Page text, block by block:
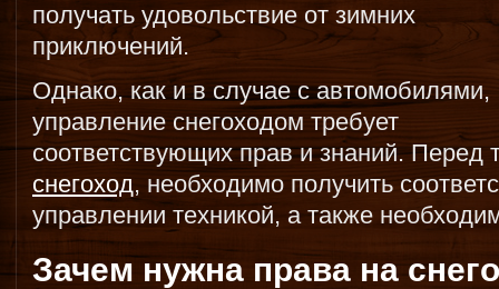
получать удовольствие от зимних
приключений.
Однако, как и в случае с автомобилями,
управление снегоходом требует
соответствующих прав и знаний. Перед
снегоход, необходимо получить
управлении техникой, а также
Зачем нужна права на